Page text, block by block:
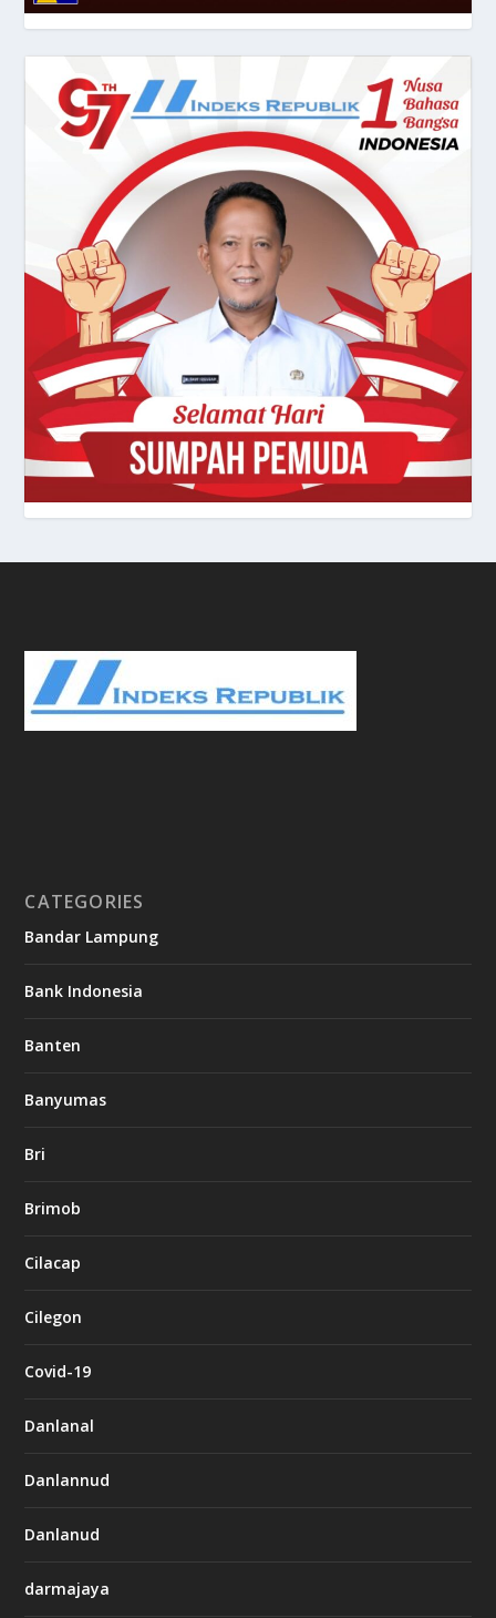
CATEGORIES
Bandar Lampung
Bank Indonesia
Banten
Banyumas
Bri
Brimob
Cilacap
Cilegon
Covid-19
Danlanal
Danlannud
Danlanud
darmajaya